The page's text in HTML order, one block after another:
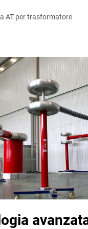
AT per trasformatore